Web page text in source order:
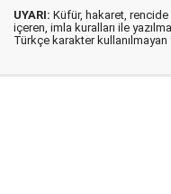
UYARI: Küfür, hakaret, rencide
içeren, imla kuralları ile
Türkçe karakter